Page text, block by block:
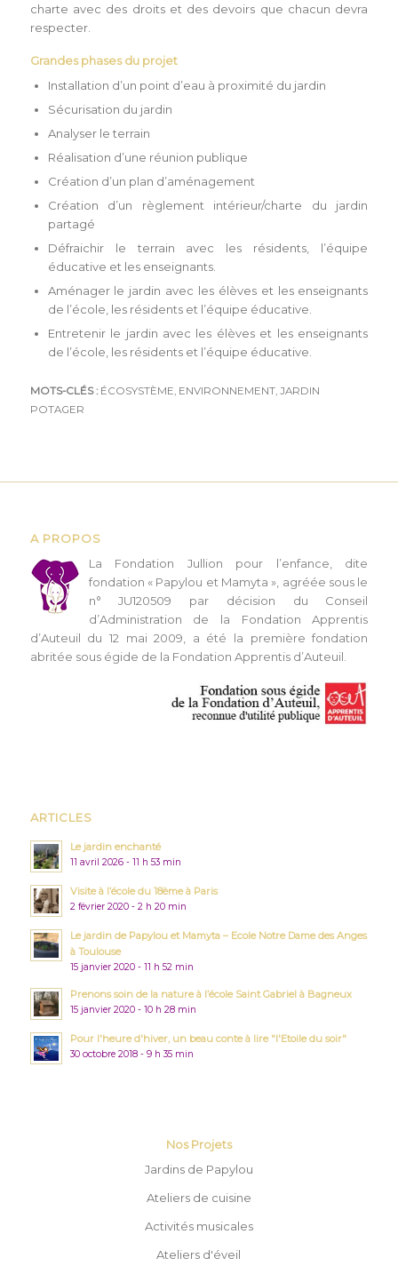
charte avec des droits et des devoirs que chacun devra
respecter.
Grandes phases du projet
Installation d’un point d’eau à proximité du jardin
Sécurisation du jardin
Analyser le terrain
Réalisation d’une réunion publique
Création d’un plan d’aménagement
Création d’un règlement intérieur/charte du jardin
partagé
Défraichir le terrain avec les résidents, l’équipe
éducative et les enseignants.
Aménager le jardin avec les élèves et les enseignants
de l’école, les résidents et l’équipe éducative.
Entretenir le jardin avec les élèves et les enseignants
de l’école, les résidents et l’équipe éducative.
MOTS-CLÉS : ÉCOSYSTÈME, ENVIRONNEMENT, JARDIN
POTAGER
A PROPOS
La Fondation Jullion pour l’enfance, dite
fondation « Papylou et Mamyta », agréée sous le
n° JU120509 par décision du Conseil
d’Administration de la Fondation Apprentis
d’Auteuil du 12 mai 2009, a été la première fondation
abritée sous égide de la Fondation Apprentis d’Auteuil.
ARTICLES
Le jardin enchanté
11 avril 2026 - 11 h 53 min
Visite à l’école du 18ème à Paris
2 février 2020 - 2 h 20 min
Le jardin de Papylou et Mamyta – Ecole Notre Dame des Anges
à Toulouse
15 janvier 2020 - 11 h 52 min
Prenons soin de la nature à l’école Saint Gabriel à Bagneux
15 janvier 2020 - 10 h 28 min
Pour l'heure d'hiver, un beau conte à lire "l'Etoile du soir"
30 octobre 2018 - 9 h 35 min
Nos Projets
Jardins de Papylou
Ateliers de cuisine
Activités musicales
Ateliers d'éveil